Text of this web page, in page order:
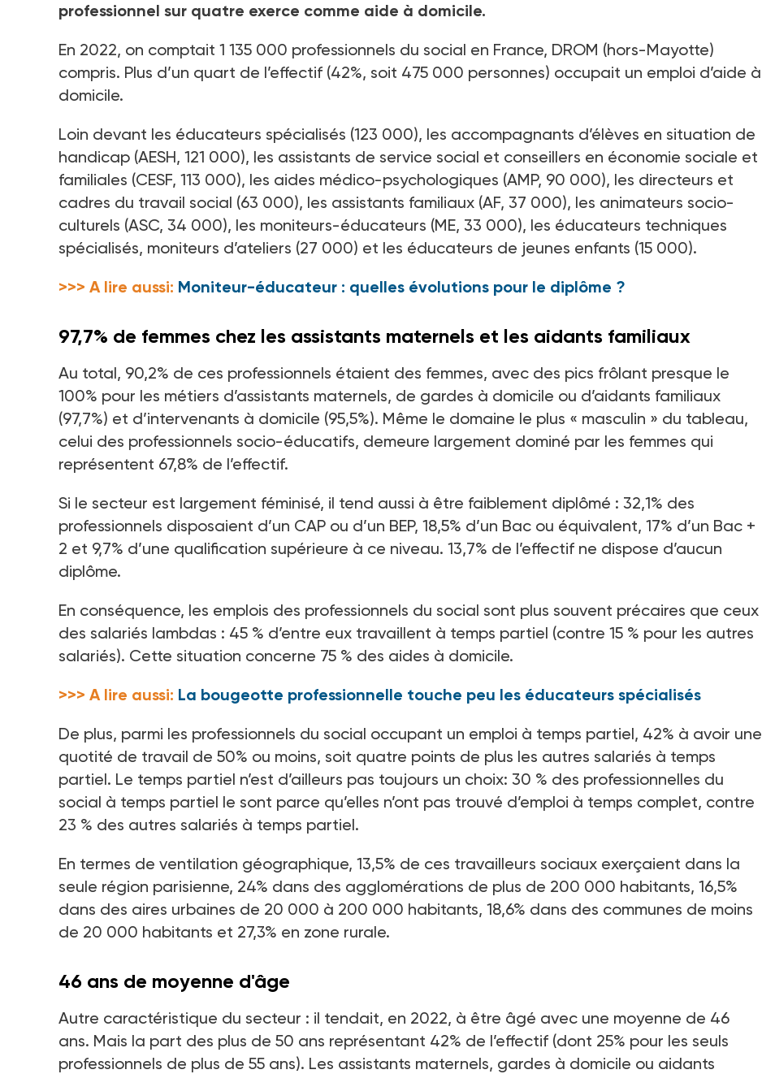
professionnel sur quatre exerce comme aide à domicile.
En 2022, on comptait 1 135 000 professionnels du social en France, DROM (hors-Mayotte)
compris. Plus d’un quart de l’effectif (42%, soit 475 000 personnes) occupait un emploi d’aide à
domicile.
Loin devant les éducateurs spécialisés (123 000), les accompagnants d’élèves en situation de
handicap (AESH, 121 000), les assistants de service social et conseillers en économie sociale et
familiales (CESF, 113 000), les aides médico-psychologiques (AMP, 90 000), les directeurs et
cadres du travail social (63 000), les assistants familiaux (AF, 37 000), les animateurs socio-
culturels (ASC, 34 000), les moniteurs-éducateurs (ME, 33 000), les éducateurs techniques
spécialisés, moniteurs d’ateliers (27 000) et les éducateurs de jeunes enfants (15 000).
>>> A lire aussi: Moniteur-éducateur : quelles évolutions pour le diplôme ?
97,7% de femmes chez les assistants maternels et les aidants familiaux
Au total, 90,2% de ces professionnels étaient des femmes, avec des pics frôlant presque le
100% pour les métiers d’assistants maternels, de gardes à domicile ou d’aidants familiaux
(97,7%) et d’intervenants à domicile (95,5%). Même le domaine le plus « masculin » du tableau,
celui des professionnels socio-éducatifs, demeure largement dominé par les femmes qui
représentent 67,8% de l’effectif.
Si le secteur est largement féminisé, il tend aussi à être faiblement diplômé : 32,1% des
professionnels disposaient d’un CAP ou d’un BEP, 18,5% d’un Bac ou équivalent, 17% d’un Bac +
2 et 9,7% d’une qualification supérieure à ce niveau. 13,7% de l’effectif ne dispose d’aucun
diplôme.
En conséquence, les emplois des professionnels du social sont plus souvent précaires que ceux
des salariés lambdas : 45 % d’entre eux travaillent à temps partiel (contre 15 % pour les autres
salariés). Cette situation concerne 75 % des aides à domicile.
>>> A lire aussi: La bougeotte professionnelle touche peu les éducateurs spécialisés
De plus, parmi les professionnels du social occupant un emploi à temps partiel, 42% à avoir une
quotité de travail de 50% ou moins, soit quatre points de plus les autres salariés à temps
partiel. Le temps partiel n’est d’ailleurs pas toujours un choix: 30 % des professionnelles du
social à temps partiel le sont parce qu’elles n’ont pas trouvé d’emploi à temps complet, contre
23 % des autres salariés à temps partiel.
En termes de ventilation géographique, 13,5% de ces travailleurs sociaux exerçaient dans la
seule région parisienne, 24% dans des agglomérations de plus de 200 000 habitants, 16,5%
dans des aires urbaines de 20 000 à 200 000 habitants, 18,6% dans des communes de moins
de 20 000 habitants et 27,3% en zone rurale.
46 ans de moyenne d'âge
Autre caractéristique du secteur : il tendait, en 2022, à être âgé avec une moyenne de 46
ans. Mais la part des plus de 50 ans représentant 42% de l’effectif (dont 25% pour les seuls
professionnels de plus de 55 ans). Les assistants maternels, gardes à domicile ou aidants